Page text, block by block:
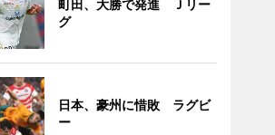
町田、大勝で発進 Ｊリー
グ
日本、豪州に惜敗 ラグビ
ー